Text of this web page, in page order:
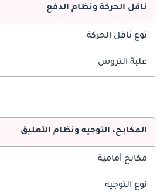
ناقل الحركة ونظام الدفع
نوع ناقل الحركة
علبة التروس
المكابح، التوجيه ونظام التعليق
مكابح أمامية
نوع التوجيه